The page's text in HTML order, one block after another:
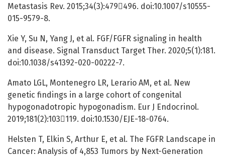
Metastasis Rev. 2015;34(3):479496. doi:10.1007/s10555-
015-9579-8.
Xie Y, Su N, Yang J, et al. FGF/FGFR signaling in health
and disease. Signal Transduct Target Ther. 2020;5(1):181.
doi:10.1038/s41392-020-00222-7.
Amato LGL, Montenegro LR, Lerario AM, et al. New
genetic findings in a large cohort of congenital
hypogonadotropic hypogonadism. Eur J Endocrinol.
2019;181(2):103119. doi:10.1530/EJE-18-0764.
Helsten T, Elkin S, Arthur E, et al. The FGFR Landscape in
Cancer: Analysis of 4,853 Tumors by Next-Generation